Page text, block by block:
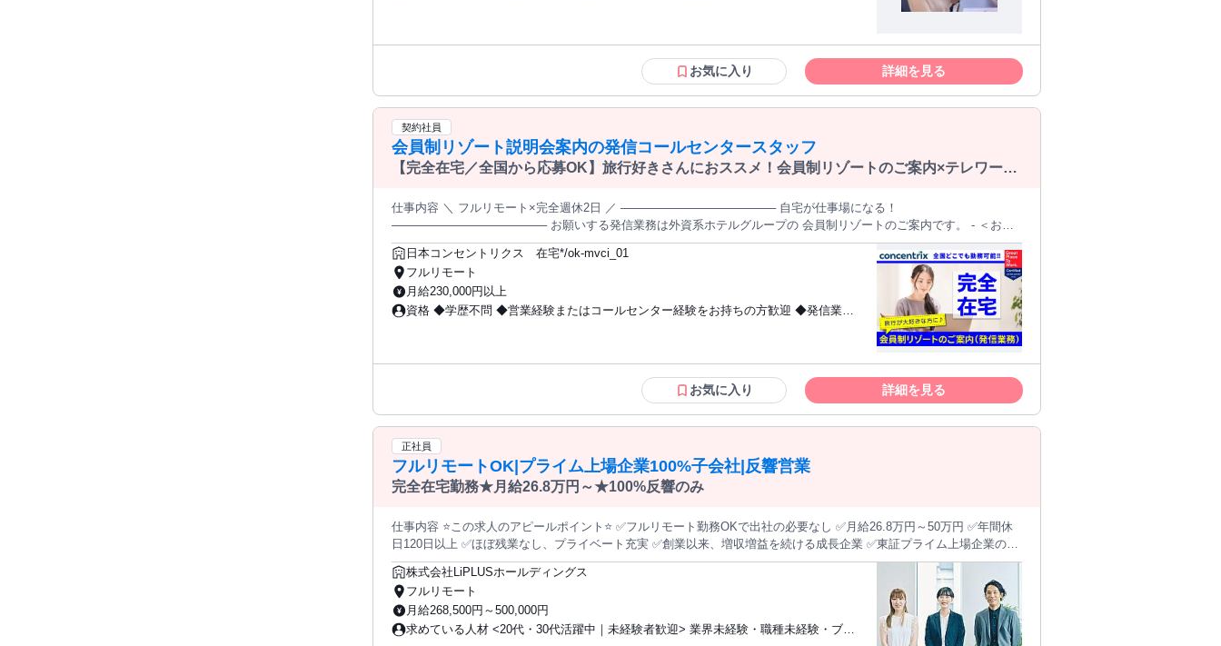
たり換算時の収入例は、以下となります。 ＊1時間当たり1,400円～3,300円 勤務地は自宅となりますので、通勤の時間
定に関してはサポートも可能！ マニュアルや、質問に回答してくれるＡＩツール なども完備しています。 ／／／／／
費やすことがないのでお子さんのいる方でも安心して勤務いただけます。 また、慣れた環境で集中でき、業務の効率も
UP！ 本格的な勤務が始まる前にしっかりとした研修をご用意していますので、安心してスタートを切ることができま
もあり！ 成果に応じた報酬をお支払いしていますので、未経験から高収入を目指すことができます！ 【給与例】 ５０
代 主婦 平日４日 １日 ５時間程度稼働 月 ３３万円 ８０代 男性 平日３日 １日 ５時間程度稼働 月 ８万円 ３０代 女性
平日３日 １日 ４時間程度稼働 月 １２万円 ／／／／／／／／／／／／／／／／／／／／／ ＜当社について＞ 当社『タ
を迎えます。その時に必要になるのが解体工事。 おかげさまで、多くのお客様からご依頼いただき、業績は好調をキー
プ。安定した職場で働くことができます！ リストがなくなって、待機することなどはありません。
対応の礼儀は、非常に重視します。（チャットのような文章の方は、不採用とさせて
ルが必要です 〇２４時間以内に、メールの返信を頂ける方 〇週 １５時間以上架電で
きる方（週３日以上） 〇コールセンターなど、電話業務の経験必須 アウトバウンドコ
ール（有効コール１時間 ２０件以上） インバウンドの経験でも可能 【コールセンタ
ー業務経験者募集！】 ＊資格不問／無資格歓迎 ＊復職希望者歓迎・ブランク歓迎 ＊
社員だった方も歓迎 ＊20代・30代・40代・50代・60代女性活躍中 ＊ハローワークで
で、ビジネス文書のやり取りが出来る方 ＊問題解決能力がある方 ＊パソコンに、マイ
クロソフトエクセルが入っており、使える方（マイクロソフトエクセルがなくても構
いませんが、ご自身で、ソフトの設定が必要です）
お気に入り 詳細を見る
契約社員
会員制リゾート説明会案内の発信コールセンタースタッフ
【完全在宅／全国から応募OK】旅行好きさんにおススメ！会員制リゾートのご案内×テレワー
仕事内容 ＼ フルリモート×完全週休2日 ／ ─────────────────── 自宅が仕事場になる！
─────────────────── お願いする発信業務は外資系ホテルグループの 会員制リゾートのご案内です。 - ＜お仕
事の流れ＞ （1）お客様に電話でコンタクト ▼ （2）新しい旅行商品をご提案 ▼ （3）マリオット・バケーション・ク
ラブの タイムシェア説明会へご参加いただくこと がこのお仕事のミッションとなります。 - ＜ここがポイント！＞ ・
完全在宅のため一切出社なし！ ・朝のゆとりたっぷり♪始業は10時★ ・業務に必要なPCは貸与されるから安心 ・カメ
ラ対応なしで髪型、服装、ネイル、ピアス自由！ ・富裕層の落ち着いたお客様が多く、会話力を活かしやすい ・旅行
が大好き！趣味は旅行★という方におススメ♪ ・離職率が低く、長く続けやすい安定した職場 ・20代・30代・40代・
50代のスタッフが活躍中 ・完全週休2日制で私生活も充実◎ - 外資ならではの資格支援制度（英語）や、 将来的に英語
─────────────────── 対人スキルを発揮できる！ ─────────────────── 旅行がお好きな方やご家族と過
ごす時間を 大切にされている方に、 新しい旅行スタイルの魅力を伝える 説明会へのご参加を促します。 - 商品の販売
をするのではなく 「商品の魅力」を丁寧にお伝えして 説明会に足を運んでもらうことが このお仕事の目標となりま
す。 初めてお電話する方との関係構築力や 提案力を活かしていただけるお仕事です！ 旅行が趣味の方であればご自身
架電目安＞ 1日の平均架電数は100～150件ほど。 タイミングが合わず出ていただけないことや、 すぐ電話を切られて
しまうことも時にはありますが、 気持ちを切り替え何度もチャレンジすることが大切。 基本給は月給制でお約束した
うえで インセンティブ制度があるので実績次第で上乗せを目指せます。
日本コンセントリクス 在宅*/ok-mvci_01
フルリモート
月給230,000円以上
資格 ◆学歴不問 ◆営業経験またはコールセンター経験をお持ちの方歓迎 ◆発信業務
との会話を楽しめる方 ◆人との会話が好きな方、人に喜ばれる仕事がしたい方 【必須
条件】 ・パソコンの基本操作が可能な方 ・お客さまのお話を聞きながらタイピングが
していること 周囲の騒音にて業務に支障がない、室内も静かな環境を保てる 第三者が
入室できない・窓からディスプレイが見えない環境 ・インターネット光回線(自己負担
で設置)を保持していること ・貸与品をご自身で設定可能な方 ＜光回線は以下条件必
須＞ ※最低でもアップロード20Mbps・ダウンロード30Mbps速度を保持していること
も不可) ※貸与品：デスクトップPC・モニター・キーボード・マウス・ヘッドセッ
ト・ウェブカメラ
お気に入り 詳細を見る
正社員
フルリモートOK|プライム上場企業100%子会社|反響営業
完全在宅勤務★月給26.8万円～★100%反響のみ
仕事内容 ⭐この求人のアピールポイント⭐ ✅フルリモート勤務OKで出社の必要なし ✅月給26.8万円～50万円 ✅年間休
日120日以上 ✅ほぼ残業なし、プライベート充実 ✅創業以来、増収増益を続ける成長企業 ✅東証プライム上場企業の
100％子会社 ⭐仕事内容は？⭐ お困りごとを抱える一般の生活者と、 当社へ加盟している施工会社とのマッチングを行
っていただきます。 ①施工会社の集客・収益改善をサポートするコンサルティング業務 加盟店（施工会社）が現状抱
えている問題点等をヒアリングし、 集客や収益改善にまつわる具体的な改善策をオンライン商談やお電話にてご提案い
ただきます。 ②生活者と施工会社のマッチング業務 お電話にて生活者のお困りごとや状況を確認。 その後、加盟店
（施工会社）へ相談内容を共有し、生活者のトラブル解決へ向けたフォローを行っていただきます。 ※加盟店（施工会
株式会社LiPLUSホールディングス
フルリモート
月給268,500円～500,000円
求めている人材 <20代・30代活躍中｜未経験者歓迎> 業界未経験・職種未経験・ブラ